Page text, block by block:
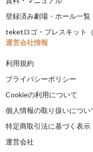
登録済み劇場・ホール一覧
teketロゴ・プレスキット
運営会社情報
利用規約
プライバシーポリシー
Cookieの利用について
個人情報の取り扱いについ
特定商取引法に基づく表示
運営会社